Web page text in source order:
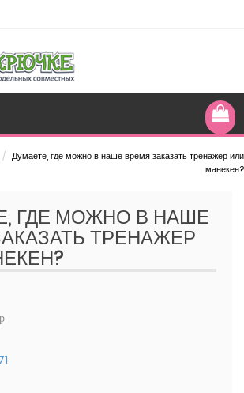
/ Думаете, где можно в наше время заказать тренажер или
манекен?
ГДЕ МОЖНО В НАШЕ
ТРЕНАЖЕР